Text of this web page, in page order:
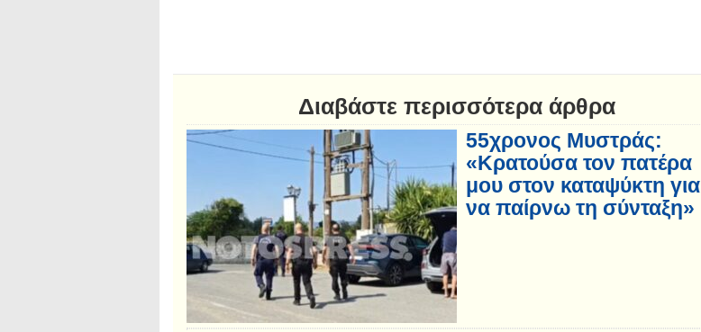
Διαβάστε περισσότερα άρθρα
55χρονος Μυστράς:
«Κρατούσα τον πατέρα
μου στον καταψύκτη για
να παίρνω τη σύνταξη»